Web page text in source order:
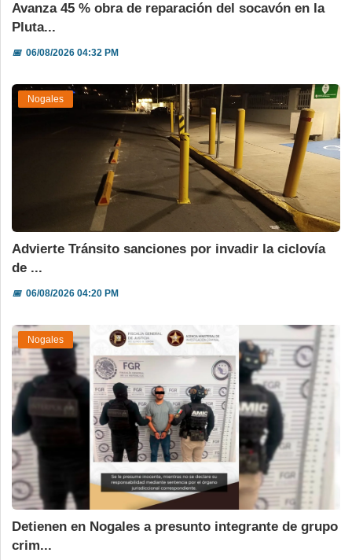
Avanza 45 % obra de reparación del socavón en la
Pluta...
📅06/08/2026 04:32 PM
Nogales
Advierte Tránsito sanciones por invadir la ciclovía
de ...
📅06/08/2026 04:20 PM
Nogales
Detienen en Nogales a presunto integrante de grupo
crim...